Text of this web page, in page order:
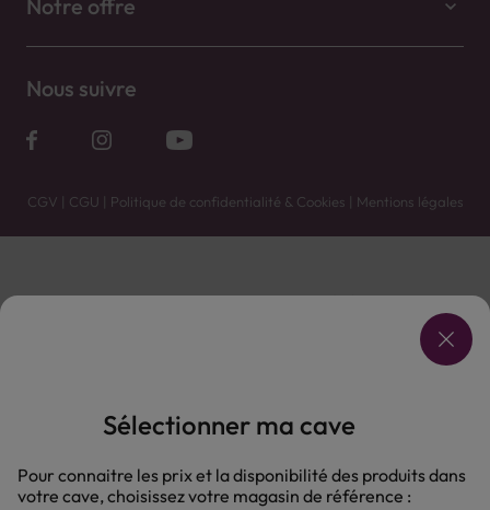
Notre offre
Nous suivre
CGV | CGU | Politique de confidentialité & Cookies | Mentions légales
Vente uniquement en caves. Contactez votre caviste pour plus de renseignements.
L'ABUS D'ALCOOL EST DANGEREUX POUR LA SANTÉ, À CONSOMMER AVEC MODÉRATION.
Sélectionner ma cave
Pour connaitre les prix et la disponibilité des produits dans
votre cave, choisissez votre magasin de référence :